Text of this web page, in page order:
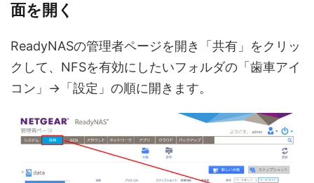
面を開く
ReadyNASの管理者ページを開き「共有」をクリッ
クして、NFSを有効にしたいフォルダの「歯車アイ
コン」→「設定」の順に開きます。